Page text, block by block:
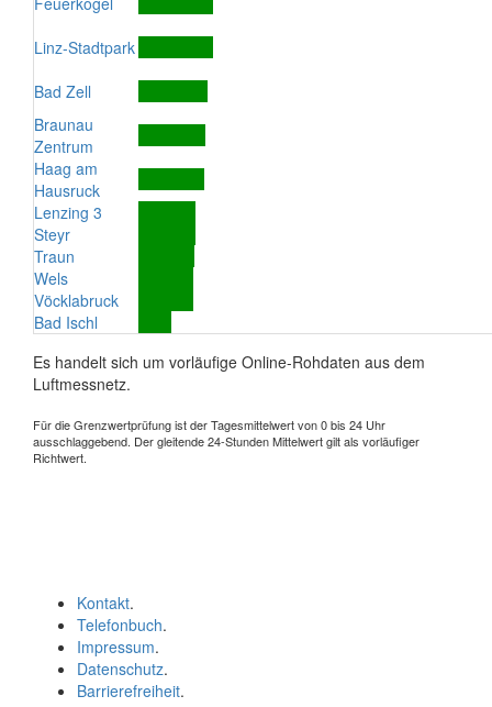
Linz-Stadtpark
Bad Zell
Braunau
Zentrum
Haag am
Hausruck
Lenzing 3
Steyr
Traun
Wels
Vöcklabruck
Bad Ischl
Es handelt sich um vorläufige Online-Rohdaten aus dem
Luftmessnetz.
Für die Grenzwertprüfung ist der Tagesmittelwert von 0 bis 24 Uhr
ausschlaggebend. Der gleitende 24-Stunden Mittelwert gilt als vorläufiger
Richtwert.
Kontakt.
Telefonbuch.
Impressum.
Datenschutz.
Barrierefreiheit.